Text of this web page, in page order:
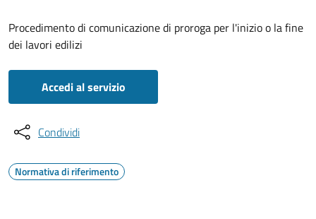
Procedimento di comunicazione di proroga per l'inizio o la fine
dei lavori edilizi
Accedi al servizio
Condividi
Normativa di riferimento